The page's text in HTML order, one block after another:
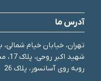
آدرس ما
تهران، خیابان خیام
روبه روی آسانسور، پلاک 26